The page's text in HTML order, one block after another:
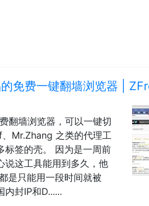
免费一键翻墙浏览器 |
翻墙浏览器，可以一键切
Mr.Zhang 之类的代理工
标签的壳。 因为是一周前
说这工具能用到多久，他
是只能用一段时间就被
封IP和D......